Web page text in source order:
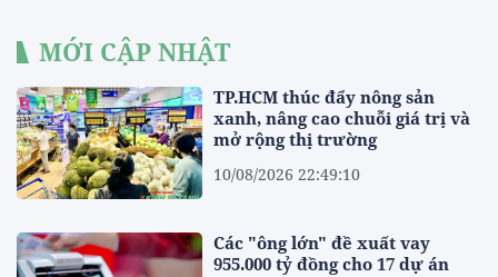
MỚI CẬP NHẬT
TP.HCM thúc đẩy nông sản
xanh, nâng cao chuỗi giá trị và
mở rộng thị trường
10/08/2026 22:49:10
Các "ông lớn" đề xuất vay
955.000 tỷ đồng cho 17 dự án